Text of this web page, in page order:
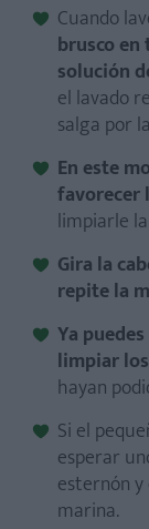
Cuando
brusco
solución
el lavado
salga por
En este
favorecer
limpiarle
Gira la
repite la
Ya
limpiar
hayan
Si el
esperar
esternón
marina.